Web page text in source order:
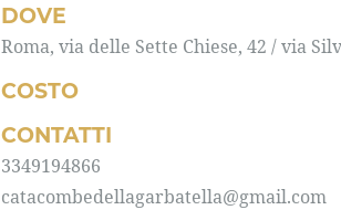
DOVE
Roma, via delle Sette Chiese, 42 / via
COSTO
CONTATTI
3349194866
catacombedellagarbatella@gmail.com